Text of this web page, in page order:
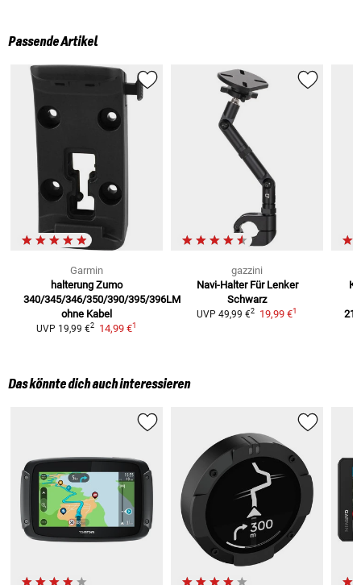
Passende Artikel
Garmin
halterung Zumo
340/345/346/350/390/395/396LM
ohne Kabel
UVP 19,99 €2 14,99 €1
gazzini
Navi-Halter Für Lenker
Schwarz
UVP 49,99 €2 19,99 €1
Das könnte dich auch interessieren